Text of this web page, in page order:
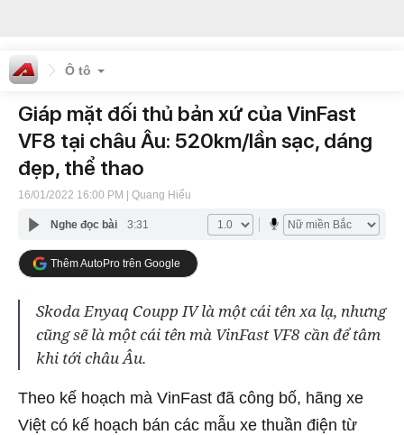
Ô tô
Giáp mặt đối thủ bản xứ của VinFast
VF8 tại châu Âu: 520km/lần sạc, dáng
đẹp, thể thao
16/01/2022 16:00 PM | Quang Hiếu
Nghe đọc bài 3:31
Thêm AutoPro trên Google
Skoda Enyaq Coupp IV là một cái tên xa lạ, nhưng
cũng sẽ là một cái tên mà VinFast VF8 cần để tâm
khi tới châu Âu.
Theo kế hoạch mà VinFast đã công bố, hãng xe
Việt có kế hoạch bán các mẫu xe thuần điện từ